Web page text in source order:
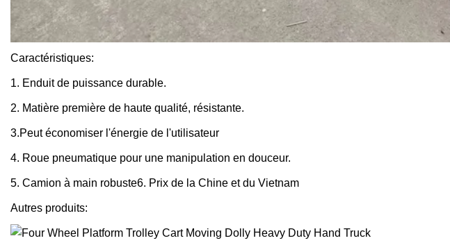
Caractéristiques:
1. Enduit de puissance durable.
2. Matière première de haute qualité, résistante.
3.Peut économiser l'énergie de l'utilisateur
4. Roue pneumatique pour une manipulation en douceur.
5. Camion à main robuste6. Prix de la Chine et du Vietnam
Autres produits: